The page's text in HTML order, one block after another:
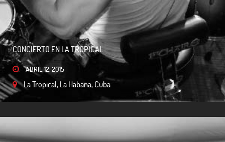
CONCIERTO EN LA TROPICAL
ABRIL 12, 2015
La Tropical, La Habana, Cuba